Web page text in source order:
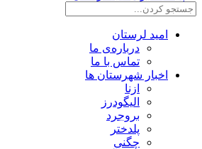
امید لرستان
درباره‌ی ما
تماس با ما
اخبار شهرستان ها
ازنا
الیگودرز
بروجرد
پلدختر
چگنی